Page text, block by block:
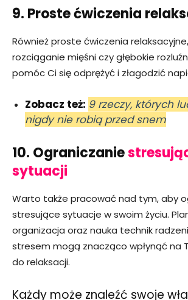
9. Proste ćwiczenia
Również proste ćwiczenia
rozciąganie mięśni czy głębokie
pomóc Ci się odprężyć i złagodzić
Zobacz też: 9 rzeczy, których
nigdy nie robią przed snem
10. Ograniczanie
sytuacji
Warto także pracować nad tym, aby
stresujące sytuacje w swoim życiu.
organizacja oraz nauka technik
stresem mogą znacząco wpłynąć na
do relaksacji.
Każdy może znaleźć swoje